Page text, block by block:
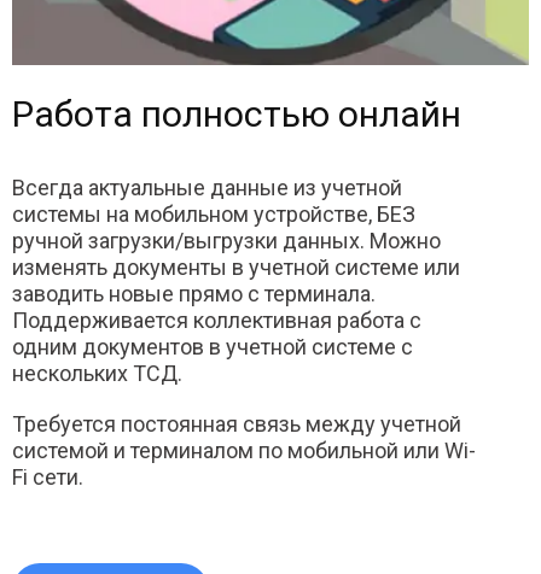
Работа полностью онлайн
Всегда актуальные данные из учетной
системы на мобильном устройстве, БЕЗ
ручной загрузки/выгрузки данных. Можно
изменять документы в учетной системе или
заводить новые прямо с терминала.
Поддерживается коллективная работа с
одним документов в учетной системе с
нескольких ТСД.
Требуется постоянная связь между учетной
системой и терминалом по мобильной или Wi-
Fi сети.